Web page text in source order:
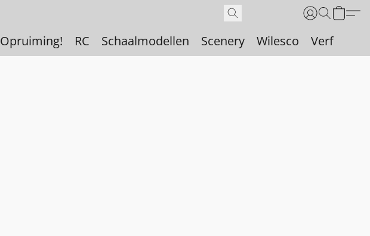
Opruiming! RC Schaalmodellen Scenery Wilesco Verf